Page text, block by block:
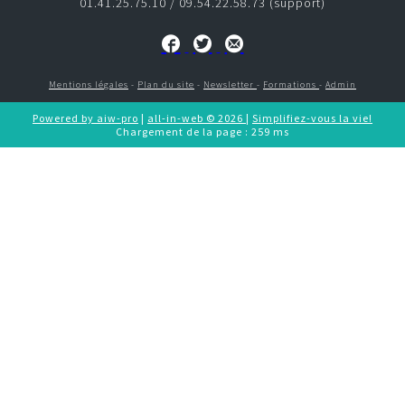
Mentions légales - Plan du site - Newsletter - Formations - Admin
Powered by aiw-pro | all-in-web © 2026 | Simplifiez-vous la vie!
Chargement de la page : 259 ms